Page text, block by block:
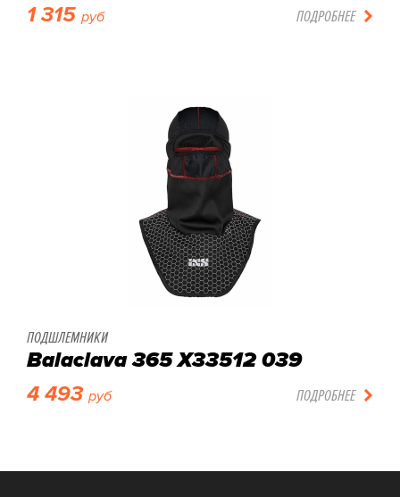
1 315 руб ПОДРОБНЕЕ
ПОДШЛЕМНИКИ
Balaclava 365 X33512 039
4 493 руб ПОДРОБНЕЕ